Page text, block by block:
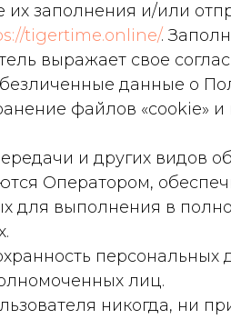
их заполнения и/или
tigertime.online/.
выражает свое
данные о
файлов «cookie» и
и других видов
Оператором,
для выполнения в
лиц.
никогда, ни